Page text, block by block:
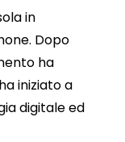
in
Dopo
ha
iniziato a
digitale ed